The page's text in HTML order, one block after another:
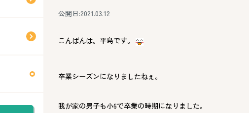
公開日:2021.03.12
こんばんは。平島です。
卒業シーズンになりましたねぇ。
我が家の男子も小6で卒業の時期になりました。